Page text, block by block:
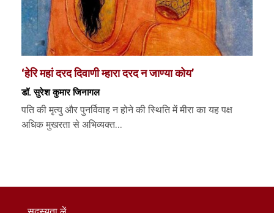
‘हेरि महां दरद दिवाणी म्हारा दरद न जाण्या कोय’
डॉ. सुरेश कुमार जिनागल
पति की मृत्यु और पुनर्विवाह न होने की स्थिति में मीरा का यह पक्ष
अधिक मुखरता से अभिव्यक्त...